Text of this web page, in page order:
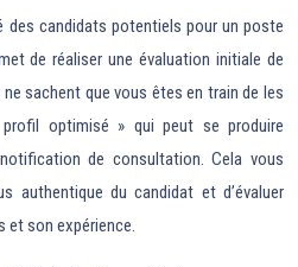
des candidats potentiels pour un poste
de réaliser une évaluation initiale de
sachent que vous êtes en train de les
optimisé » qui peut se produire
de consultation. Cela vous
authentique du candidat et d’évaluer
et son expérience.